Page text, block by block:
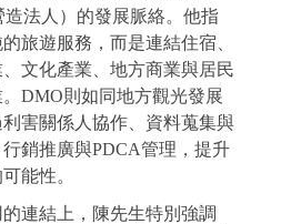
造法人）的發展脈絡。他指
旅遊服務，而是連結住宿、
文化產業、地方商業與居民
DMO則如同地方觀光發展
害關係人協作、資料蒐集與
銷推廣與PDCA管理，提升
能性。
連結上，陳先生特別強調